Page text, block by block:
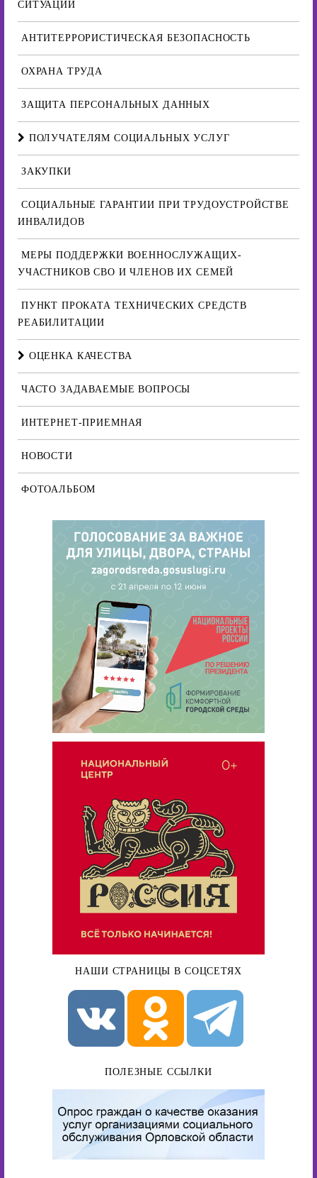
СИТУАЦИИ
АНТИТЕРРОРИСТИЧЕСКАЯ БЕЗОПАСНОСТЬ
ОХРАНА ТРУДА
ЗАЩИТА ПЕРСОНАЛЬНЫХ ДАННЫХ
ПОЛУЧАТЕЛЯМ СОЦИАЛЬНЫХ УСЛУГ
ЗАКУПКИ
СОЦИАЛЬНЫЕ ГАРАНТИИ ПРИ ТРУДОУСТРОЙСТВЕ
ИНВАЛИДОВ
МЕРЫ ПОДДЕРЖКИ ВОЕННОСЛУЖАЩИХ-
УЧАСТНИКОВ СВО И ЧЛЕНОВ ИХ СЕМЕЙ
ПУНКТ ПРОКАТА ТЕХНИЧЕСКИХ СРЕДСТВ
РЕАБИЛИТАЦИИ
ОЦЕНКА КАЧЕСТВА
ЧАСТО ЗАДАВАЕМЫЕ ВОПРОСЫ
ИНТЕРНЕТ-ПРИЕМНАЯ
НОВОСТИ
ФОТОАЛЬБОМ
НАШИ СТРАНИЦЫ В СОЦСЕТЯХ
ПОЛЕЗНЫЕ ССЫЛКИ